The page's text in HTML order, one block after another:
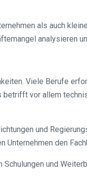
als auch
analysieren
Viele Berufe
vor allem
und
Unternehmen den
und